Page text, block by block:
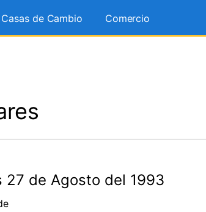
Casas de Cambio Comercio
27 de Agosto del 1993